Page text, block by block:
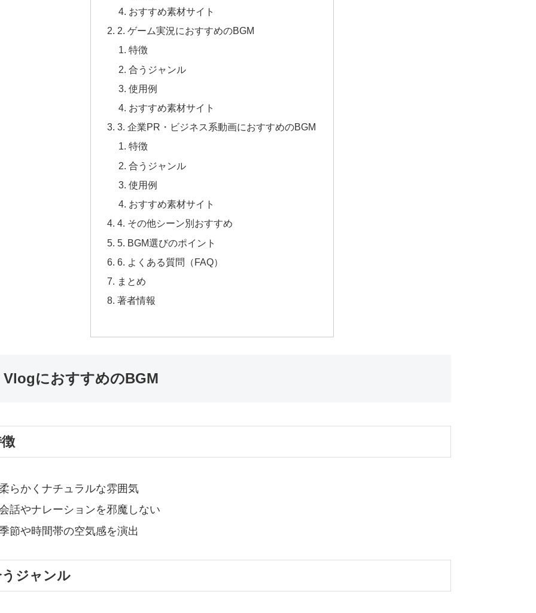
おすすめ素材サイト
2. ゲーム実況におすすめのBGM
特徴
合うジャンル
使用例
おすすめ素材サイト
3. 企業PR・ビジネス系動画におすすめのBGM
特徴
合うジャンル
使用例
おすすめ素材サイト
4. その他シーン別おすすめ
5. BGM選びのポイント
6. よくある質問（FAQ）
まとめ
著者情報
VlogにおすすめのBGM
らかくナチュラルな雰囲気
話やナレーションを邪魔しない
節や時間帯の空気感を演出
ジャンル